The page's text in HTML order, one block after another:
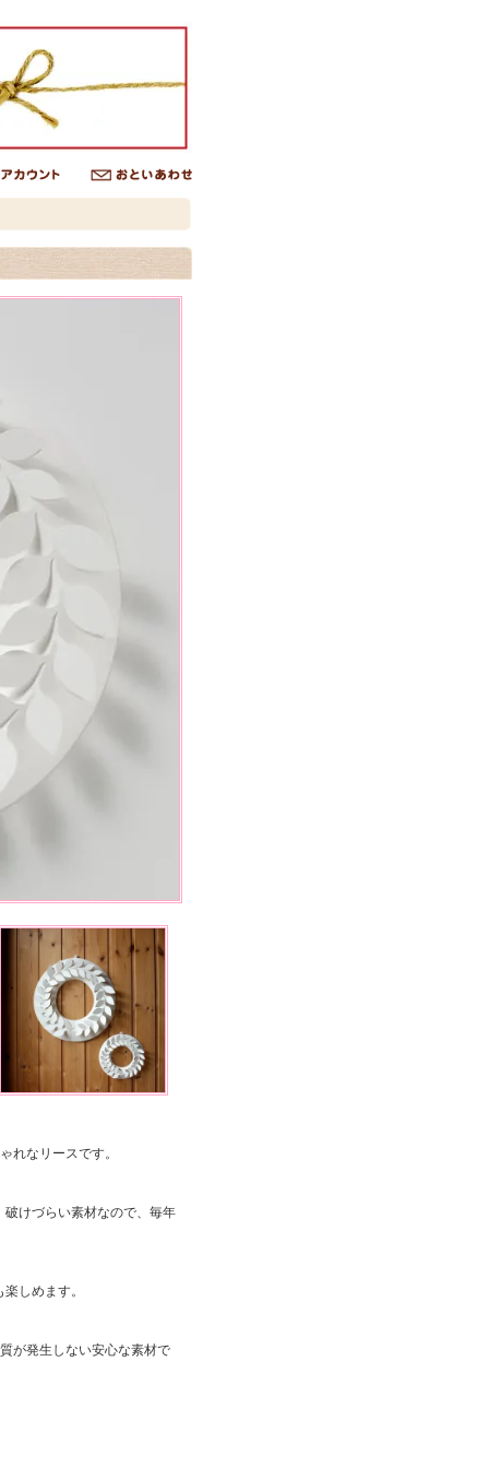
れなリースです。
破けづらい素材なので、毎年
しめます。
が発生しない安心な素材で